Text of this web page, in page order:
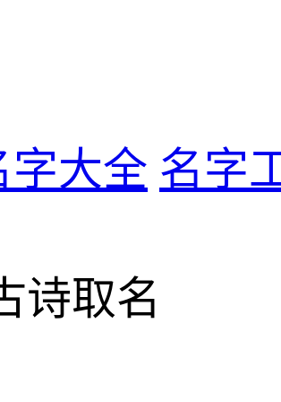
字大全 名字
诗取名